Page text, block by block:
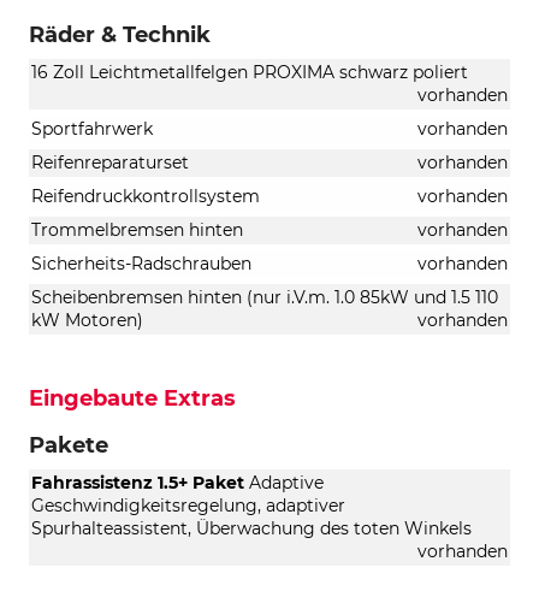
Räder & Technik
16 Zoll Leichtmetallfelgen PROXIMA schwarz poliert
vorhanden
Sportfahrwerk
vorhanden
Reifenreparaturset
vorhanden
Reifendruckkontrollsystem
vorhanden
Trommelbremsen hinten
vorhanden
Sicherheits-Radschrauben
vorhanden
Scheibenbremsen hinten (nur i.V.m. 1.0 85kW und 1.5 110
kW Motoren)
vorhanden
Eingebaute Extras
Pakete
Fahrassistenz 1.5+ Paket Adaptive
Geschwindigkeitsregelung, adaptiver
Spurhalteassistent, Überwachung des toten Winkels
vorhanden